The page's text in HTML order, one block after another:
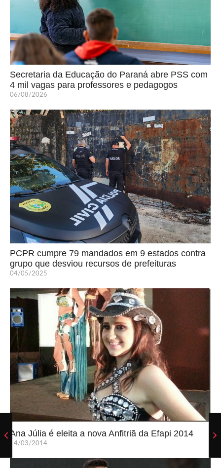
Secretaria da Educação do Paraná abre PSS com
4 mil vagas para professores e pedagogos
06/08/2026
PCPR cumpre 79 mandados em 9 estados contra
grupo que desviou recursos de prefeituras
04/05/2025
Ana Júlia é eleita a nova Anfitriã da Efapi 2014
14/03/2014